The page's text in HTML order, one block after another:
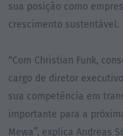
sua posição como
crescimento sustentável.
“Com Christian Funk,
cargo de diretor
sua competência em
importante para a
Mewa”, explica Andreas